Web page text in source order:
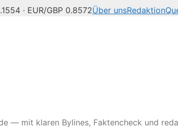
· EUR/GBP 0.8572Über unsRedaktion
— mit klaren Bylines, Faktencheck und